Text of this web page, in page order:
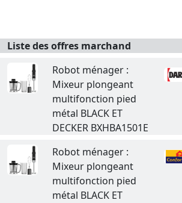
Liste des offres marchand
Robot ménager :
Mixeur plongeant
multifonction pied
métal BLACK ET
DECKER BXHBA1501E
Robot ménager :
Mixeur plongeant
multifonction pied
métal BLACK ET